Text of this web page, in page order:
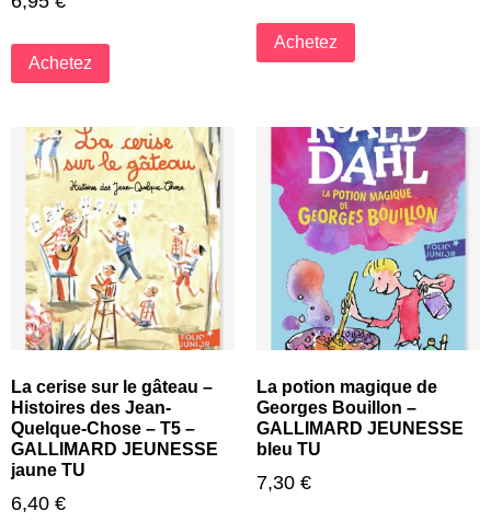
Achetez
Achetez
La cerise sur le gâteau –
Histoires des Jean-
Quelque-Chose – T5 –
GALLIMARD JEUNESSE
jaune TU
6,40 €
La potion magique de
Georges Bouillon –
GALLIMARD JEUNESSE
bleu TU
7,30 €